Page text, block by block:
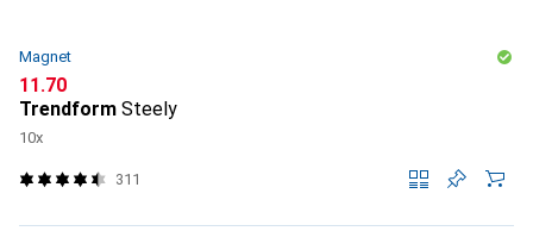
Magnet
CHF
11.70
Trendform Steely
10x
311